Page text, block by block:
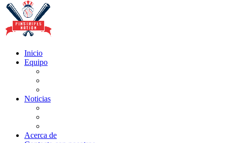
Inicio
Equipo
Noticias
Acerca de